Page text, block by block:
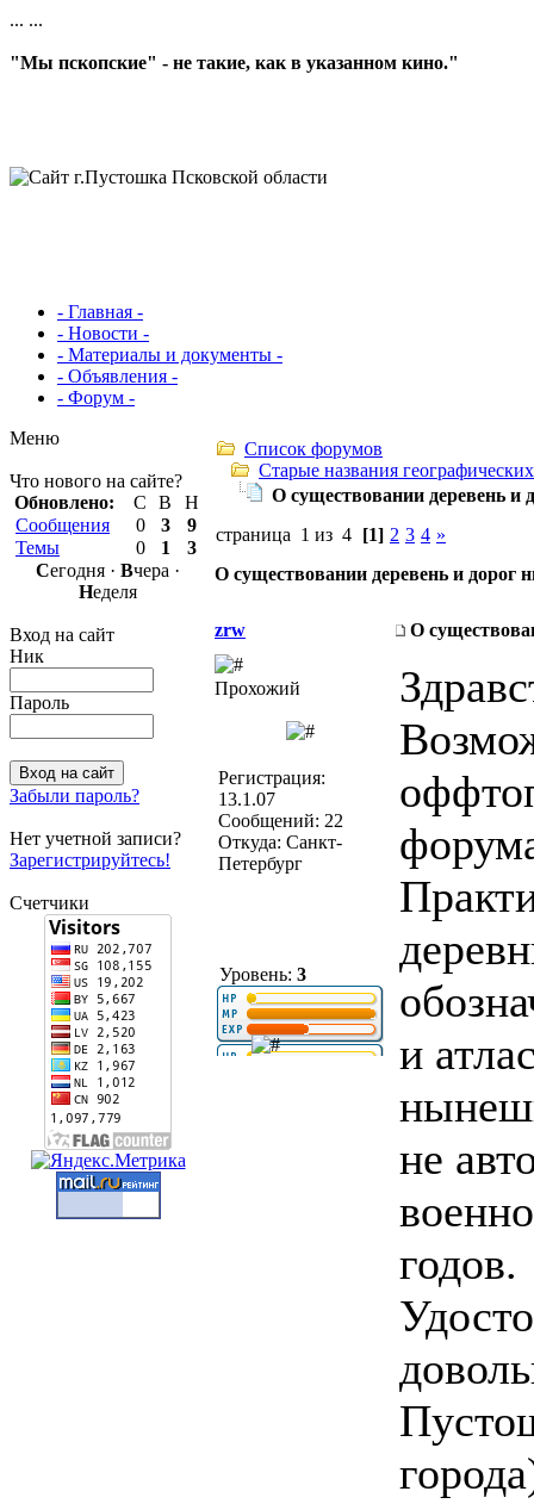
... ...
"Мы пскопские" - не такие, как в указанном кино."
- Главная -
- Новости -
- Материалы и документы -
- Объявления -
- Форум -
Меню
Что нового на сайте?
Обновлено:
С В
Н
Сообщения
0 3
9
Темы
0 1
3
Сегодня · Вчера ·
Неделя
Вход на сайт
Ник
Пароль
Забыли пароль?
Нет учетной записи?
Зарегистрируйтесь!
Счетчики
Список форумов
Старые названия
О существовании деревень и
страница 1 из 4 [1] 2 3 4 »
О существовании деревень и дорог
zrw О
Прохожий
Регистрация:
13.1.07
Сообщений: 22
Откуда: Санкт-
Петербург
Уровень: 3
и
не
годов.